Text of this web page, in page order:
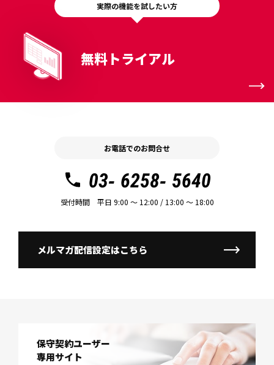
実際の機能を試したい方
無料トライアル
お電話でのお問合せ
03- 6258- 5640
受付時間 平日 9:00 〜 12:00 / 13:00 〜 18:00
メルマガ配信設定はこちら
保守契約ユーザー
専用サイト